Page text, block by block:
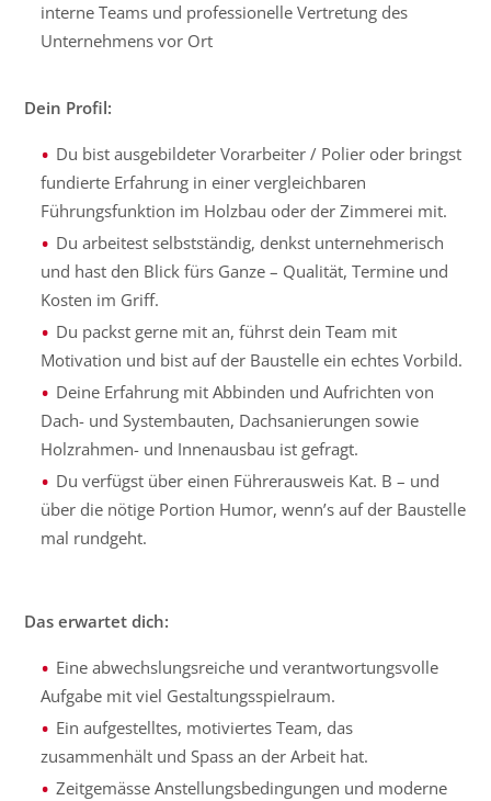
interne Teams und professionelle Vertretung des
Unternehmens vor Ort
Dein Profil:
Du bist ausgebildeter Vorarbeiter / Polier oder bringst
fundierte Erfahrung in einer vergleichbaren
Führungsfunktion im Holzbau oder der Zimmerei mit.
Du arbeitest selbstständig, denkst unternehmerisch
und hast den Blick fürs Ganze – Qualität, Termine und
Kosten im Griff.
Du packst gerne mit an, führst dein Team mit
Motivation und bist auf der Baustelle ein echtes Vorbild.
Deine Erfahrung mit Abbinden und Aufrichten von
Dach- und Systembauten, Dachsanierungen sowie
Holzrahmen- und Innenausbau ist gefragt.
Du verfügst über einen Führerausweis Kat. B – und
über die nötige Portion Humor, wenn’s auf der Baustelle
mal rundgeht.
Das erwartet dich:
Eine abwechslungsreiche und verantwortungsvolle
Aufgabe mit viel Gestaltungsspielraum.
Ein aufgestelltes, motiviertes Team, das
zusammenhält und Spass an der Arbeit hat.
Zeitgemässe Anstellungsbedingungen und moderne